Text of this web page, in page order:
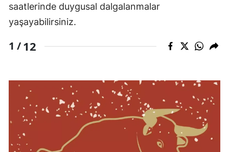
saatlerinde duygusal dalgalanmalar
yaşayabilirsiniz.
1 /12